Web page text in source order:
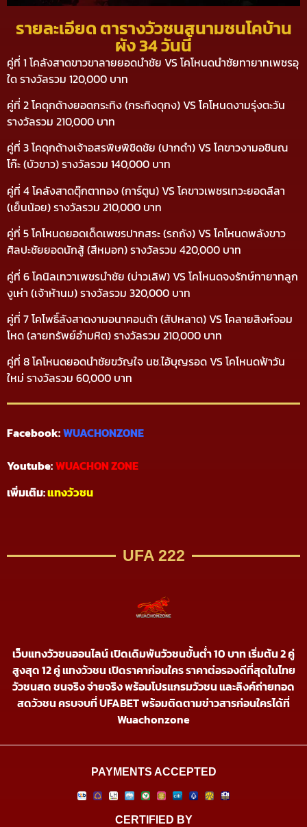
รายละเอียด ตารางวัวชนสนามชนโคบ้าน
ผัง 34 วันนี้
คู่ที่ 1 โคลังสาดขาวขาลายยอดนำชัย VS โคโหนดนำชัยทายาทเพชรอุ
ใด รางวัลรวม 120,000 บาท
คู่ที่ 2 โคดุกด้างยอดกระทิง (กระทิงดุกง) VS โคโหนดงามรุ่งตะวัน
รางวัลรวม 210,000 บาท
คู่ที่ 3 โคดุกด้างเจ้าอสรพิษพิชิดชัย (ปากดำ) VS โคขาวงามอชินณ
โก๊ะ (บัวขาว) รางวัลรวม 140,000 บาท
คู่ที่ 4 โคลังสาดตุ๊กตาทอง (การ์ตูน) VS โคขาวเพชรเทวะยอดลีลา
(เย็นน้อย) รางวัลรวม 210,000 บาท
คู่ที่ 5 โคโหนดยอดเด็ดเพชรปากสระ (รถถัง) VS โคโหนดพลังขาว
ศิลปะชัยยอดนักสู้ (สีหมอก) รางวัลรวม 420,000 บาท
คู่ที่ 6 โคนิลเทวาเพชรนำชัย (บ่าวเลิฟ) VS โคโหนดจงรักษ์ทายาทลูก
งูเห่า (เจ้าห้านม) รางวัลรวม 320,000 บาท
คู่ที่ 7 โคโพธิ์ลังสาดงามอนาคอนด้า (สัปหลาด) VS โคลายสิงห์จอม
โหด (ลายทรัพย์อำมหิต) รางวัลรวม 210,000 บาท
คู่ที่ 8 โคโหนดยอดนำชัยขวัญใจ นช.ไอ้บุญรอด VS โคโหนดฟ้าวัน
ใหม่ รางวัลรวม 60,000 บาท
Facebook:WUACHONZONE
Youtube:WUACHON ZONE
เพิ่มเติม:แทงวัวชน
UFA 222
เว็บแทงวัวชนออนไลน์ เปิดเดิมพันวัวชนขั้นต่ำ 10 บาท เริ่มต้น 2 คู่
สูงสุด 12 คู่ แทงวัวชน เปิดราคาก่อนใคร ราคาต่อรองดีที่สุดในไทย
วัวชนสด ชนจริง จ่ายจริง พร้อมโปรแกรมวัวชน และลิงค์ถ่ายทอด
สดวัวชน ครบจบที่ UFABET พร้อมติดตามข่าวสารก่อนใครได้ที่
Wuachonzone
PAYMENTS ACCEPTED
CERTIFIED BY